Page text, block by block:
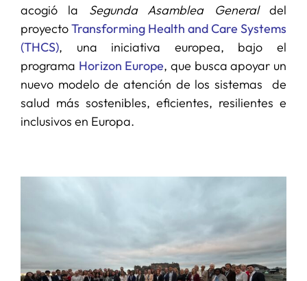
acogió la Segunda Asamblea Generaldel
proyectoTransforming Health and Care Systems
(THCS), una iniciativa europea, bajo el
programa Horizon Europe, que busca apoyar un
nuevo modelo de atención de los sistemas de
salud más sostenibles, eficientes, resilientes e
inclusivos en Europa.